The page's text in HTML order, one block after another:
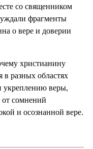
со священником
фрагменты
о вере и доверии
христианину
в разных областях
укреплению веры,
от сомнений
и осознанной вере.